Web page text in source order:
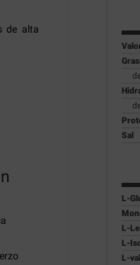
de alta
Sal
L-
L-
L-
L-